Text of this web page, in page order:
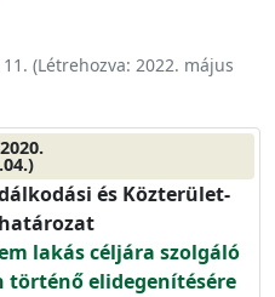
(Létrehozva: 2022. május
és Közterület-
lakás céljára szolgáló
történő elidegenítésére